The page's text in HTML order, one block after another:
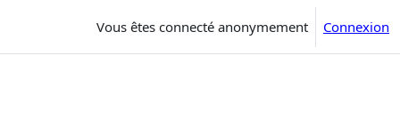
Vous êtes connecté anonymement Connexion